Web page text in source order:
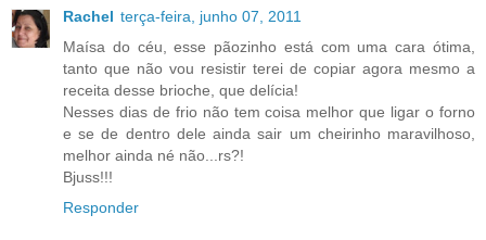
Rachel terça-feira, junho 07, 2011
Maísa do céu, esse pãozinho está com uma cara ótima,
tanto que não vou resistir terei de copiar agora mesmo a
receita desse brioche, que delícia!
Nesses dias de frio não tem coisa melhor que ligar o forno
e se de dentro dele ainda sair um cheirinho maravilhoso,
melhor ainda né não...rs?!
Bjuss!!!
Responder